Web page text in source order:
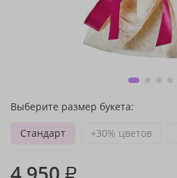
Выберите размер букета:
Стандарт
+30% цветов